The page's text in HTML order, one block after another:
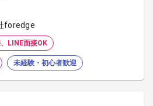
foredge
LINE面接OK
未経験・初心者歓迎